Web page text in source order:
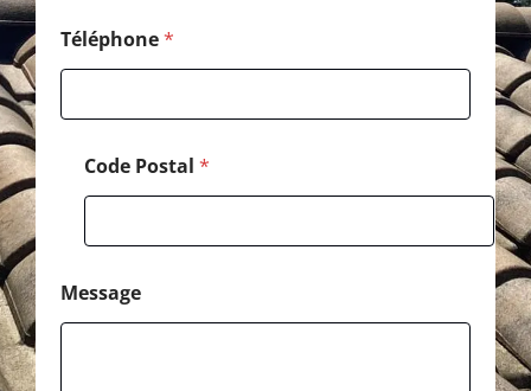
Téléphone*
Code Postal *
Message